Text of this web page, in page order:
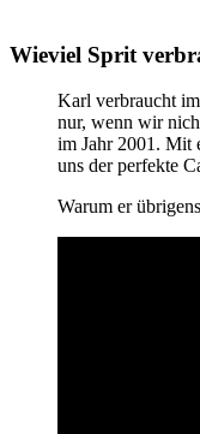
Wieviel Sprit
Karl verbraucht
nur, wenn wir
im Jahr 2001. Mit
uns der perfekte
Warum er